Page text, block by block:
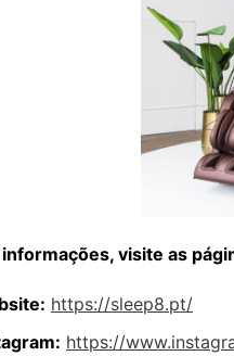
informações, visite as
https://sleep8.pt/
https://